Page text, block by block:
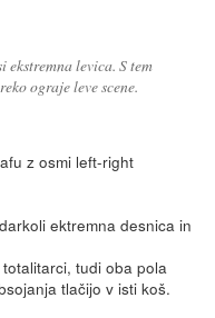
levica. S tem
ograje leve scene.
z osmi left-right
ektremna desnica in
tudi oba pola
tlačijo v isti koš.